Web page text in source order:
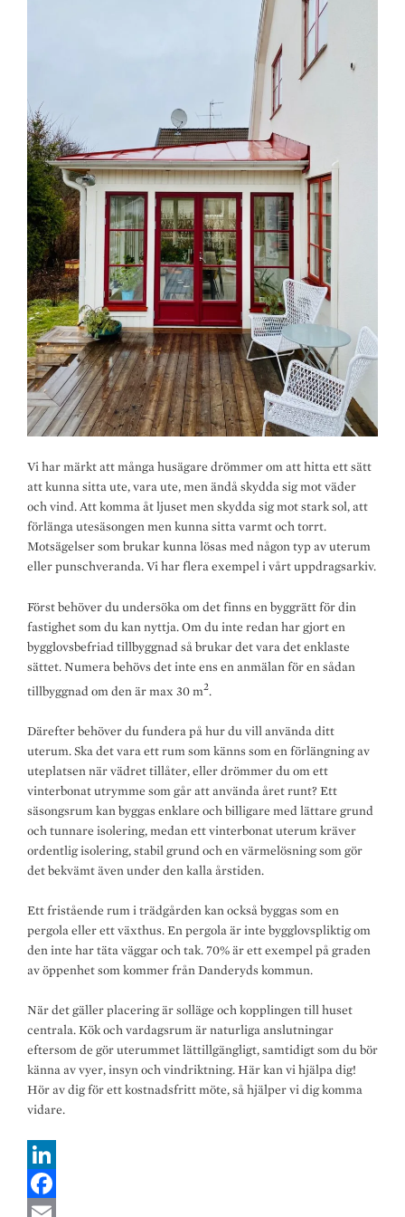
Vi har märkt att många husägare drömmer om att hitta ett sätt
att kunna sitta ute, vara ute, men ändå skydda sig mot väder
och vind. Att komma åt ljuset men skydda sig mot stark sol, att
förlänga utesäsongen men kunna sitta varmt och torrt.
Motsägelser som brukar kunna lösas med någon typ av uterum
eller punschveranda. Vi har flera exempel i vårt uppdragsarkiv.
Först behöver du undersöka om det finns en byggrätt för din
fastighet som du kan nyttja. Om du inte redan har gjort en
bygglovsbefriad tillbyggnad så brukar det vara det enklaste
sättet. Numera behövs det inte ens en anmälan för en sådan
tillbyggnad om den är max 30 m2.
Därefter behöver du fundera på hur du vill använda ditt
uterum. Ska det vara ett rum som känns som en förlängning av
uteplatsen när vädret tillåter, eller drömmer du om ett
vinterbonat utrymme som går att använda året runt? Ett
säsongsrum kan byggas enklare och billigare med lättare grund
och tunnare isolering, medan ett vinterbonat uterum kräver
ordentlig isolering, stabil grund och en värmelösning som gör
det bekvämt även under den kalla årstiden.
Ett fristående rum i trädgården kan också byggas som en
pergola eller ett växthus. En pergola är inte bygglovspliktig om
den inte har täta väggar och tak. 70% är ett exempel på graden
av öppenhet som kommer från Danderyds kommun.
När det gäller placering är solläge och kopplingen till huset
centrala. Kök och vardagsrum är naturliga anslutningar
eftersom de gör uterummet lättillgängligt, samtidigt som du bör
känna av vyer, insyn och vindriktning. Här kan vi hjälpa dig!
Hör av dig för ett kostnadsfritt möte, så hjälper vi dig komma
vidare.
L
F